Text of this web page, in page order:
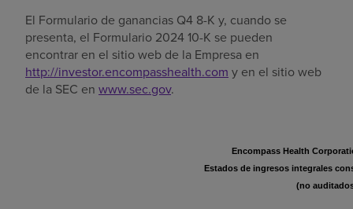
El Formulario de ganancias Q4 8-K y, cuando se
presenta, el Formulario 2024 10-K se pueden
encontrar en el sitio web de la Empresa en
http://investor.encompasshealth.com y en el sitio web
de la SEC en www.sec.gov.
Encompass Health
Estados de ingresos integrales
(no